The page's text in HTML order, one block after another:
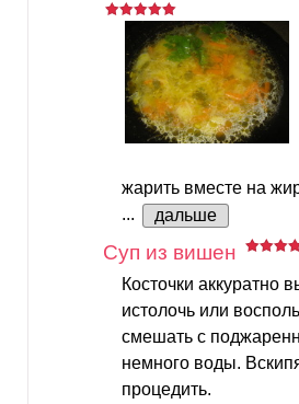
жарить вместе на
...
дальше
Суп из вишен
Косточки аккуратно
истолочь или
смешать с
немного воды.
процедить.